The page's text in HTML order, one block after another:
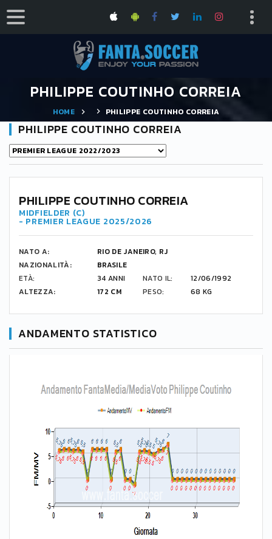
PHILIPPE COUTINHO CORREIA
HOME PHILIPPE COUTINHO CORREIA
PHILIPPE COUTINHO CORREIA
PHILIPPE COUTINHO CORREIA
MIDFIELDER (C)
- PREMIER LEAGUE 2025/2026
NATO A:
RIO DE JANEIRO, RJ
NAZIONALITÀ:
BRASILE
ETÀ:
34 ANNI NATO IL:
12/06/1992
ALTEZZA:
172 CM PESO: 68 KG
ANDAMENTO STATISTICO